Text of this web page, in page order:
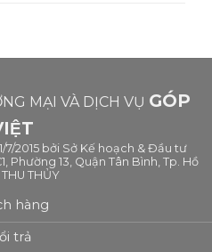
MẠI VÀ DỊCH VỤ GÓP
7/2015 bởi Sở Kế hoạch & Đầu tư
Phường 13, Quận Tân Bình, Tp. Hồ
THỦY
hàng
trả